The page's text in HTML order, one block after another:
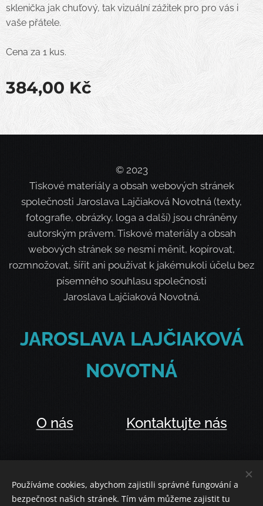
sklenička jak chuťový, tak vizuální zážitek pro pro vás i
vaše přátele.
Cena za 1 kus.
384,00 Kč
© 2023
Tiskové materiály a obsah webových stránek
společnosti Jaroslava Lajčiaková Novotná (texty,
fotografie, obrázky, loga a další) jsou chráněny
autorským právem. Tiskové materiály a obsah
webových stránek se nesmí měnit, kopírovat,
rozmnožovat, šířit ani používat k jakémukoli účelu bez
písemného souhlasu společnosti
Jaroslava Lajčiaková Novotná.
JAROSLAVALAJČIAKOVÁ
NOVOTNÁ
O nás Kontaktujte nás
Vytvořeno službouWebnode Cookies
Používáme cookies, abychom zajistili správné fungování a
bezpečnost našich stránek. Tím vám můžeme zajistit tu